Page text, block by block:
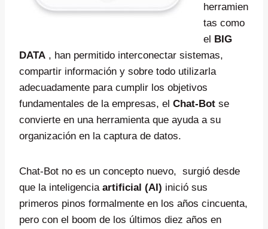
herramien
tas como
el BIG
DATA , han permitido interconectar sistemas,
compartir información y sobre todo utilizarla
adecuadamente para cumplir los objetivos
fundamentales de la empresas, el Chat-Bot se
convierte en una herramienta que ayuda a su
organización en la captura de datos.
Chat-Bot no es un concepto nuevo, surgió desde
que la inteligencia artificial (AI) inició sus
primeros pinos formalmente en los años cincuenta,
pero con el boom de los últimos diez años en